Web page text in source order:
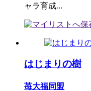
ャラ育成...
はじまりの樹
苺大福同盟